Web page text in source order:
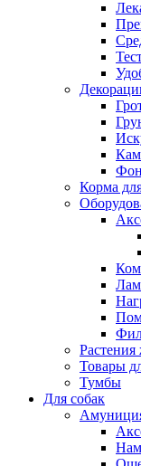
Корма
Товары
Тумбы
Для собак